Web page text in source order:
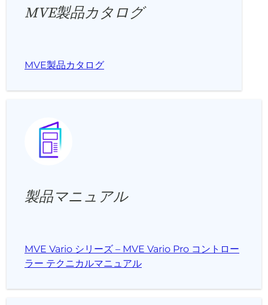
MVE製品カタログ
MVE製品カタログ
製品マニュアル
MVE Vario シリーズ – MVE Vario Pro コントロー
ラー テクニカルマニュアル